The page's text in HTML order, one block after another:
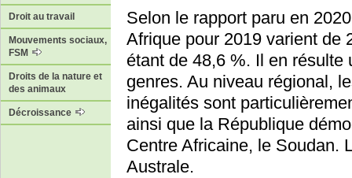
Droit au travail
Mouvements sociaux,
FSM
Droits de la nature et
des animaux
Décroissance
Selon le rapport paru en
Afrique pour 2019 varient de
étant de 48,6 %. Il en
genres. Au niveau régional,
inégalités sont
ainsi que la République
Centre Africaine, le Soudan.
Australe.